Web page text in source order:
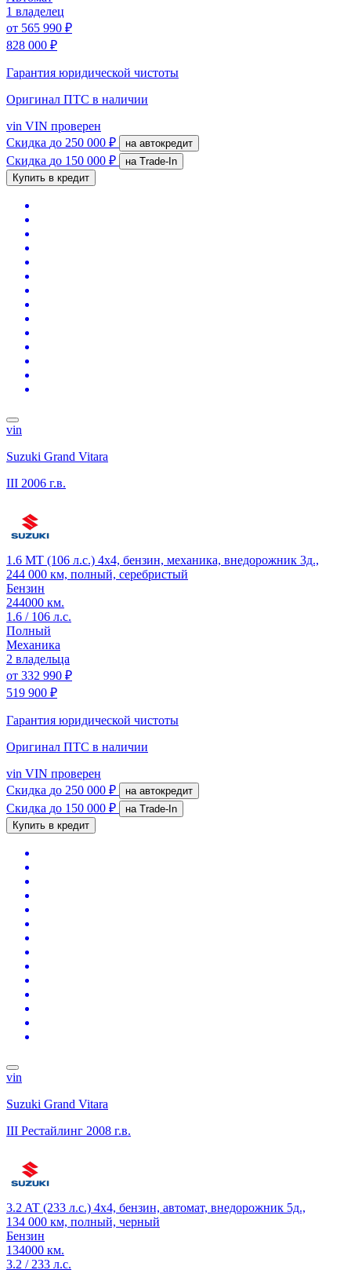
1 владелец
от 565 990 ₽
828 000 ₽
Гарантия юридической чистоты
Оригинал ПТС в наличии
vin VIN проверен
Скидка до 250 000 ₽ на автокредит
Скидка до 150 000 ₽
на Trade-In
Купить в кредит
vin
Suzuki Grand Vitara
III 2006 г.в.
1.6 MT (106 л.с.) 4x4, бензин, механика, внедорожник 3д.,
244 000 км, полный, серебристый
Бензин
244000 км.
1.6 / 106 л.с.
Полный
Механика
2 владельца
от 332 990 ₽
519 900 ₽
Гарантия юридической чистоты
Оригинал ПТС в наличии
vin VIN проверен
Скидка до 250 000 ₽ на автокредит
Скидка до 150 000 ₽
на Trade-In
Купить в кредит
vin
Suzuki Grand Vitara
III Рестайлинг 2008 г.в.
3.2 AT (233 л.с.) 4x4, бензин, автомат, внедорожник 5д.,
134 000 км, полный, черный
Бензин
134000 км.
3.2 / 233 л.с.